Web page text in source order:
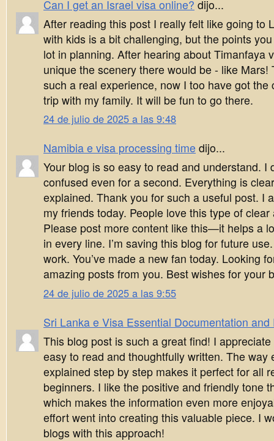
Can I get an Israel visa online? dijo...
After reading this post I really felt like going to
with kids is a bit challenging, but the points
lot in planning. After hearing about Timanfaya
unique the scenery there would be - like Mars!
such a real experience, now I too have got the
trip with my family. It will be fun to go there.
24 de julio de 2025 a las 9:48
Namibia e visa processing time dijo...
Your blog is so easy to read and understand. I
confused even for a second. Everything is
explained. Thank you for such a useful post. I
my friends today. People love this type of
Please post more content like this—it helps a
in every line. I’m saving this blog for future
work. You’ve made a new fan today. Looking
amazing posts from you. Best wishes for your
24 de julio de 2025 a las 9:55
Sri Lanka e Visa Essential Documentation and
This blog post is such a great find! I
easy to read and thoughtfully written. The way
explained step by step makes it perfect for all
beginners. I like the positive and friendly tone
which makes the information even more
effort went into creating this valuable piece. I
blogs with this approach!